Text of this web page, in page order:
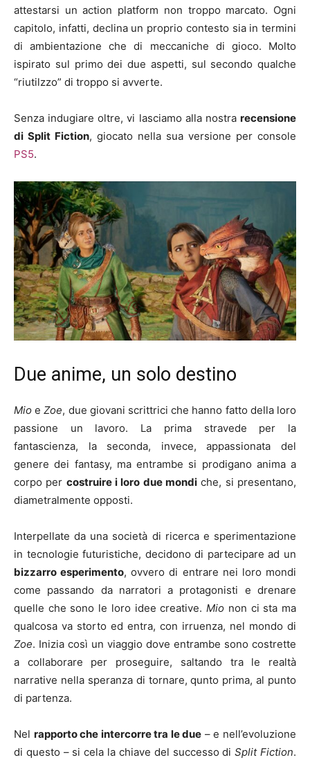
attestarsi un action platform non troppo marcato. Ogni
capitolo, infatti, declina un proprio contesto sia in termini
di ambientazione che di meccaniche di gioco. Molto
ispirato sul primo dei due aspetti, sul secondo qualche
“riutilzzo” di troppo si avverte.
Senza indugiare oltre, vi lasciamo alla nostra recensione
di Split Fiction, giocato nella sua versione per console
PS5.
Due anime, un solo destino
Mio eZoe, due giovani scrittrici che hanno fatto della loro
passione un lavoro. La prima stravede per la
fantascienza, la seconda, invece, appassionata del
genere dei fantasy, ma entrambe si prodigano anima a
corpo per costruire i loro due mondi che, si presentano,
diametralmente opposti.
Interpellate da una società di ricerca e sperimentazione
in tecnologie futuristiche, decidono di partecipare ad un
bizzarro esperimento, ovvero di entrare nei loro mondi
come passando da narratori a protagonisti e drenare
quelle che sono le loro idee creative.Mio non ci sta ma
qualcosa va storto ed entra, con irruenza, nel mondo di
Zoe. Inizia così un viaggio dove entrambe sono costrette
a collaborare per proseguire, saltando tra le realtà
narrative nella speranza di tornare, qunto prima, al punto
di partenza.
Nel rapporto che intercorre tra le due – e nell’evoluzione
di questo – si cela la chiave del successo diSplit Fiction.